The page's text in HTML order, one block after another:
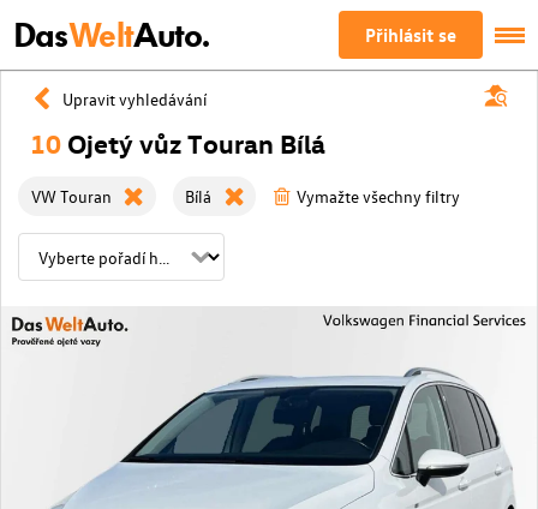
DasWeltAuto. Přihlásit se
Upravit vyhledávání
10 Ojetý vůz Touran Bílá
VW Touran Bílá Vymažte všechny filtry